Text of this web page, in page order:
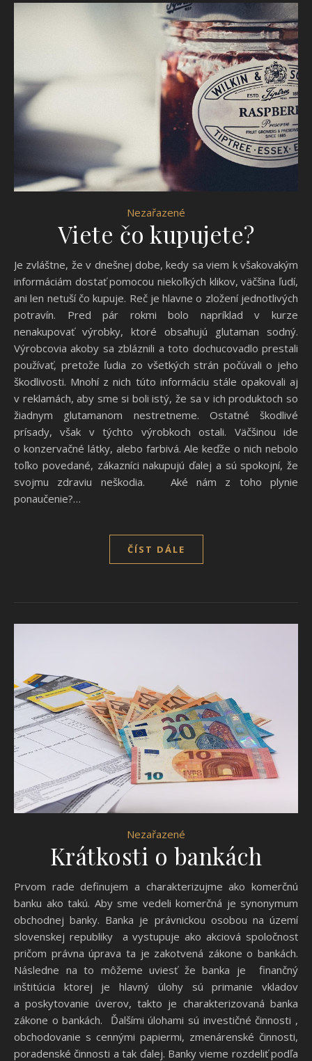
Nezařazené
Viete čo kupujete?
Je zvláštne, že v dnešnej dobe, kedy sa viem k všakovakým
informáciám dostať pomocou niekoľkých klikov, väčšina ľudí,
ani len netuší čo kupuje. Reč je hlavne o zložení jednotlivých
potravín. Pred pár rokmi bolo napríklad v kurze
nenakupovať výrobky, ktoré obsahujú glutaman sodný.
Výrobcovia akoby sa zbláznili a toto dochucovadlo prestali
používať, pretože ľudia zo všetkých strán počúvali o jeho
škodlivosti. Mnohí z nich túto informáciu stále opakovali aj
v reklamách, aby sme si boli istý, že sa v ich produktoch so
žiadnym glutamanom nestretneme. Ostatné škodlivé
prísady, však v týchto výrobkoch ostali. Väčšinou ide
o konzervačné látky, alebo farbivá. Ale keďže o nich nebolo
toľko povedané, zákazníci nakupujú ďalej a sú spokojní, že
svojmu zdraviu neškodia. Aké nám z toho plynie
ponaučenie?…
ČÍST DÁLE
Nezařazené
Krátkosti o bankách
Prvom rade definujem a charakterizujme ako komerčnú
banku ako takú. Aby sme vedeli komerčná je synonymum
obchodnej banky. Banka je právnickou osobou na území
slovenskej republiky a vystupuje ako akciová spoločnosť
pričom právna úprava ta je zakotvená zákone o bankách.
Následne na to môžeme uviesť že banka je finančný
inštitúcia ktorej je hlavný úlohy sú primanie vkladov
a poskytovanie úverov, takto je charakterizovaná banka
zákone o bankách. Ďalšími úlohami sú investičné činnosti ,
obchodovanie s cennými papiermi, zmenárenské činnosti,
poradenské činnosti a tak ďalej. Banky vieme rozdeliť podľa